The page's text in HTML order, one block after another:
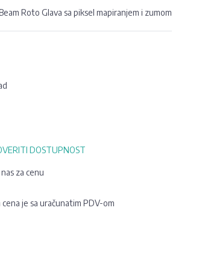
Roto Glava sa piksel mapiranjem i zumom
DOSTUPNOST
za cenu
je sa uračunatim PDV-om